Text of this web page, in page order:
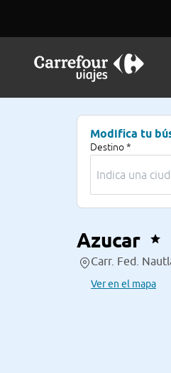
Modifica tu
Destino *
Azucar
Carr. Fed.
Ver en el mapa